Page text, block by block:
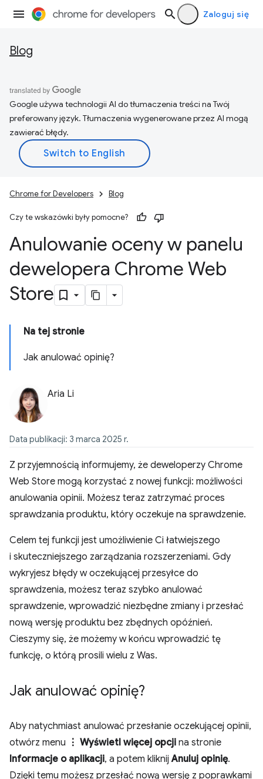
Zaloguj się
Blog
Google używa technologii AI do tłumaczenia treści na Twój
preferowany język. Tłumaczenia wygenerowane przez AI mogą
zawierać błędy.
Chrome for Developers Blog
Czy te wskazówki były pomocne?
Anulowanie oceny w panelu
dewelopera Chrome Web
Store
Na tej stronie
Jak anulować opinię?
Aria Li
Data publikacji: 3 marca 2025 r.
Z przyjemnością informujemy, że deweloperzy Chrome
Web Store mogą korzystać z nowej funkcji: możliwości
anulowania opinii. Możesz teraz zatrzymać proces
sprawdzania produktu, który oczekuje na sprawdzenie.
Celem tej funkcji jest umożliwienie Ci łatwiejszego
i skuteczniejszego zarządzania rozszerzeniami. Gdy
wykryjesz błędy w oczekującej przesyłce do
sprawdzenia, możesz teraz szybko anulować
sprawdzenie, wprowadzić niezbędne zmiany i przesłać
nową wersję produktu bez zbędnych opóźnień.
Cieszymy się, że możemy w końcu wprowadzić tę
funkcję, o którą prosili wielu z Was.
Jak anulować opinię?
Aby natychmiast anulować przesłanie oczekującej opinii,
otwórz menu ⋮ Wyświetl więcej opcji na stronie
Informacje o aplikacji, a potem kliknijAnuluj opinię.
Dzięki temu możesz przesłać nową wersję z poprawkami